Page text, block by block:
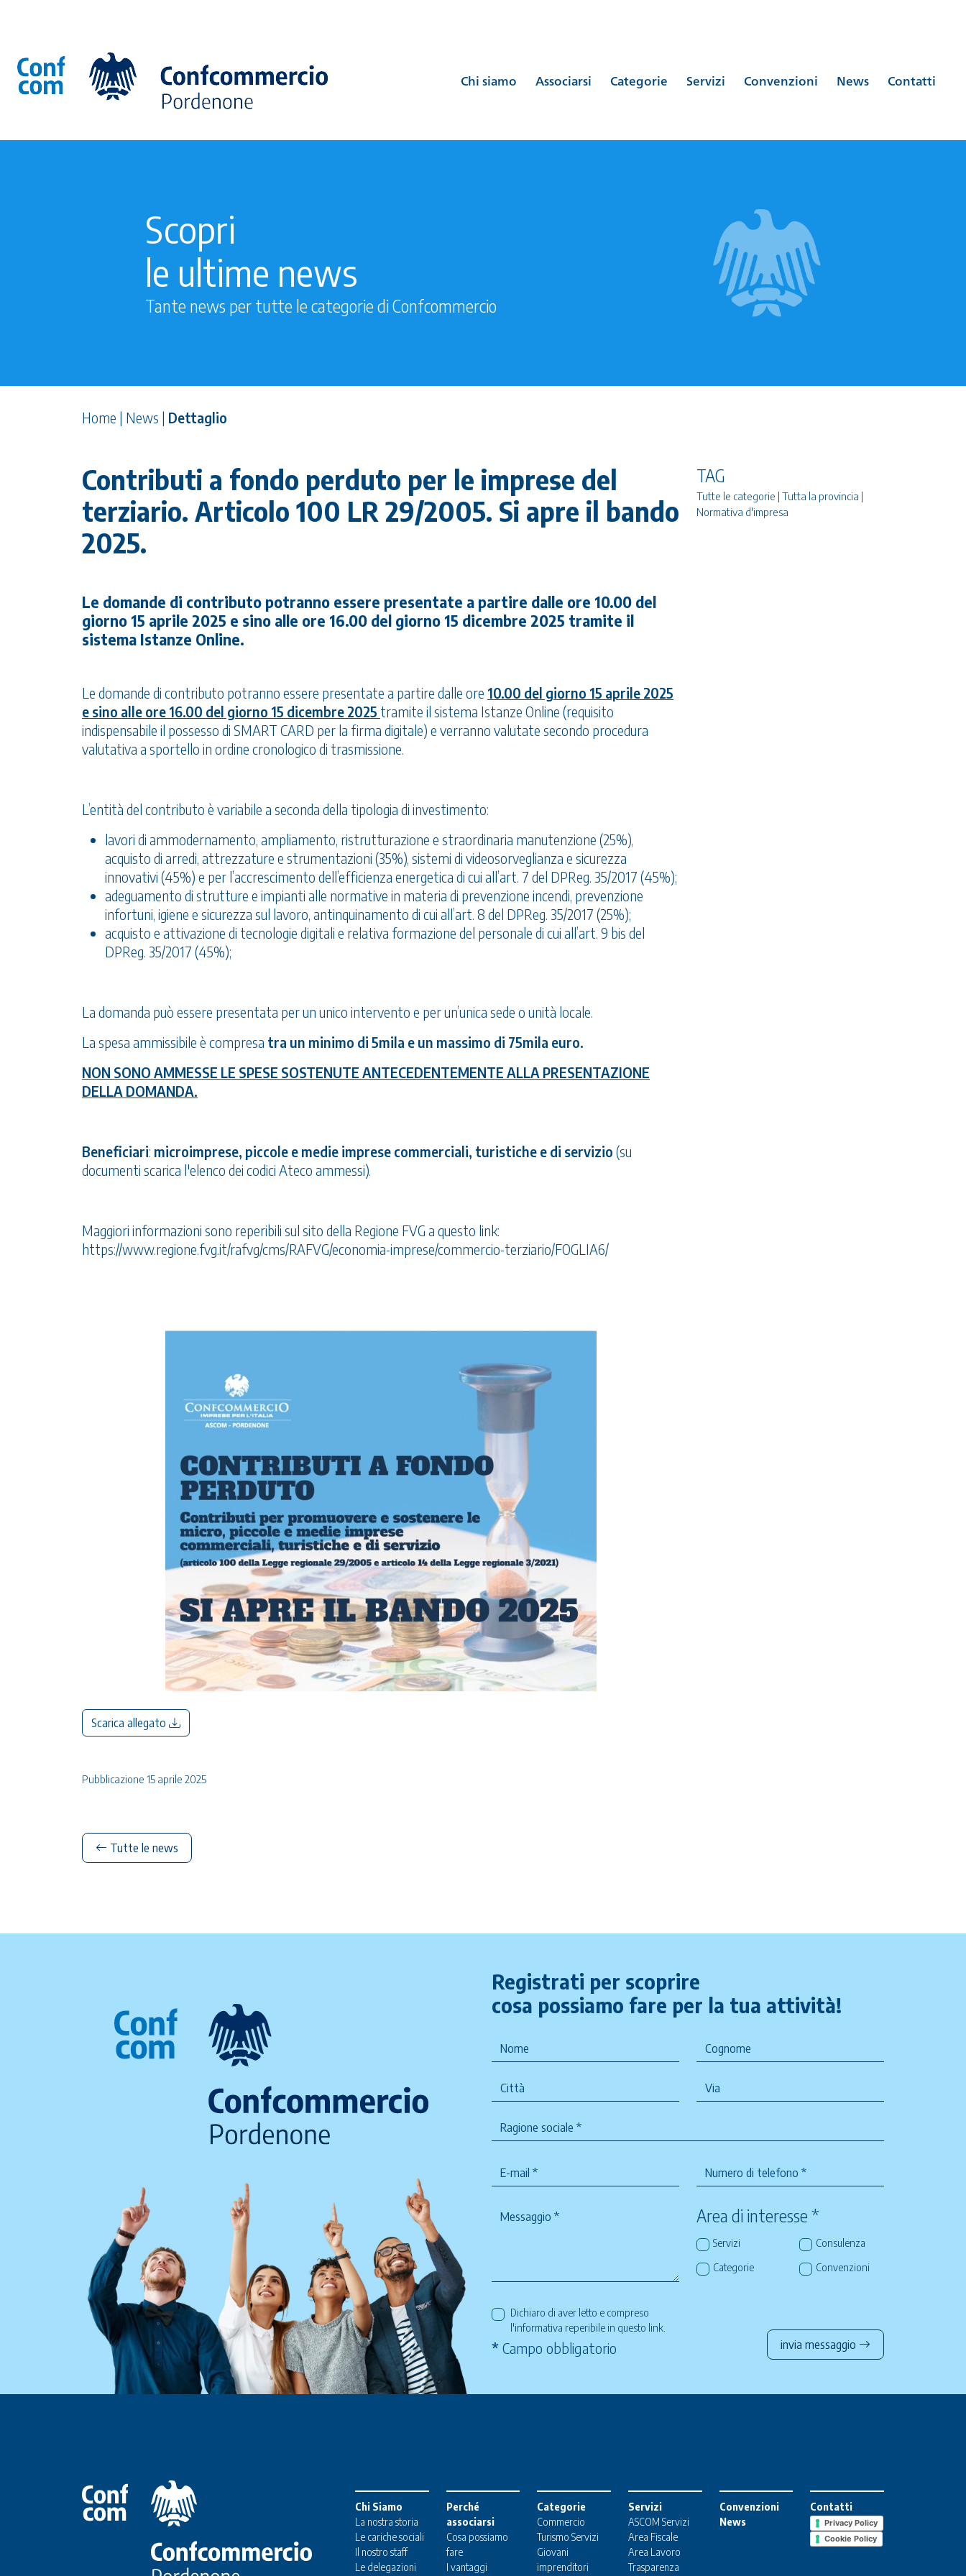
Chi siamo Associarsi Categorie Servizi Convenzioni News Contatti
Scopri
le ultime news
Tante news per tutte le categorie di Confcommercio
Home | News | Dettaglio
Contributi a fondo perduto per le imprese del
terziario. Articolo 100 LR 29/2005. Si apre il bando
2025.
Le domande di contributo potranno essere presentate a partire dalle ore 10.00 del
giorno 15 aprile 2025 e sino alle ore 16.00 del giorno 15 dicembre 2025 tramite il
sistema Istanze Online.
Le domande di contributo potranno essere presentate a partire dalle ore 10.00 del giorno 15 aprile 2025
e sino alle ore 16.00 del giorno 15 dicembre 2025 tramite il sistema Istanze Online (requisito
indispensabile il possesso di SMART CARD per la firma digitale) e verranno valutate secondo procedura
valutativa a sportello in ordine cronologico di trasmissione.
L’entità del contributo è variabile a seconda della tipologia di investimento:
lavori di ammodernamento, ampliamento, ristrutturazione e straordinaria manutenzione (25%),
acquisto di arredi, attrezzature e strumentazioni (35%), sistemi di videosorveglianza e sicurezza
innovativi (45%) e per l’accrescimento dell’efficienza energetica di cui all’art. 7 del DPReg. 35/2017 (45%);
adeguamento di strutture e impianti alle normative in materia di prevenzione incendi, prevenzione
infortuni, igiene e sicurezza sul lavoro, antinquinamento di cui all’art. 8 del DPReg. 35/2017 (25%);
acquisto e attivazione di tecnologie digitali e relativa formazione del personale di cui all’art. 9 bis del
DPReg. 35/2017 (45%);
La domanda può essere presentata per un unico intervento e per un’unica sede o unità locale.
La spesa ammissibile è compresa tra un minimo di 5mila e un massimo di 75mila euro.
NON SONO AMMESSE LE SPESE SOSTENUTE ANTECEDENTEMENTE ALLA PRESENTAZIONE
DELLA DOMANDA.
Beneficiari: microimprese, piccole e medie imprese commerciali, turistiche e di servizio (su
documenti scarica l'elenco dei codici Ateco ammessi).
Maggiori informazioni sono reperibili sul sito della Regione FVG a questo link:
https://www.regione.fvg.it/rafvg/cms/RAFVG/economia-imprese/commercio-terziario/FOGLIA6/
Scarica allegato
Pubblicazione 15 aprile 2025
Tutte le news
TAG
Tutte le categorie | Tutta la provincia |
Normativa d'impresa
Registrati per scoprire
cosa possiamo fare per la tua attività!
Area di interesse *
Servizi
Consulenza
Categorie
Convenzioni
Dichiaro di aver letto e compreso
l'informativa reperibile in questo link
* Campo obbligatorio invia messaggio
Chi Siamo
La nostra storia
Le cariche sociali
Il nostro staff
Le delegazioni
Perché
associarsi
Cosa possiamo
fare
I vantaggi
Categorie
Commercio
Turismo Servizi
Giovani
imprenditori
Servizi
ASCOM Servizi
Area Fiscale
Area Lavoro
Trasparenza
Convenzioni
News
Contatti
Privacy Policy
Cookie Policy